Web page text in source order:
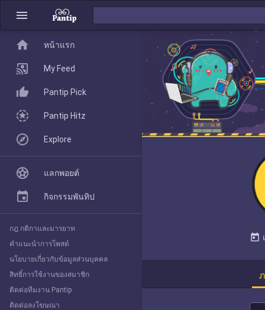
menu
today
home
Pantip Pick
Explore
home หน้าแรก
My Feed
Pantip Pick
Pantip Hitz
Explore
แลกพอยต์
กิจกรรมพันทิป
กฎ กติกาและมารยาท
คำแนะนำการโพสต์
นโยบายเกี่ยวกับข้อมูลส่วนบุคคล
สิทธิ์การใช้งานของสมาชิก
ติดต่อทีมงาน Pantip
ติดต่อลงโฆษณา